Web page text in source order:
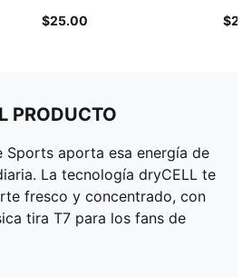
$25.00
PRODUCTO
Sports aporta esa energía de
La tecnología dryCELL te
fresco y concentrado, con
tira T7 para los fans de